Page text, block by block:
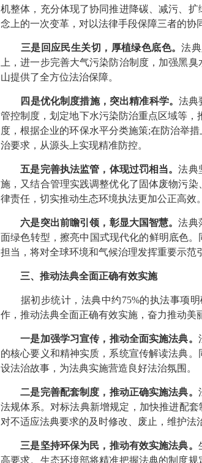
机整体，充分体现了协同推进降碳、减污、
念上的一次变革，对以法律手段保障三者的协
三是回应民生关切，厚植绿色底色。法
上，进一步完善大气污染防治制度，加强黑
山提供了全方位法治保障。
四是优化制度措施，突出精准科学。法典
管控制度，划定地下水污染防治重点区域等
度，根据企业的环保水平分类施策;在防治举
治要求，从源头上实现精准防控。
五是完善执法监管，体现过罚相当。法典
施，又结合管理实践调整优化了固体废物污
律责任，切实推动生态环境执法更加公正高效。
六是突出前瞻引领，彰显大国智慧。法典
面绿色转型，擦亮中国式现代化的鲜明底色
担当，将对全球环境和气候治理发挥重要示范
三、推动法典全面正确有效实施
据初步统计，法典中约75%的执法事项明
作，推动法典全面正确有效实施，奋力推动美
一是加强学习宣传，推动全面实施法典。
的核心要义和精神实质，系统宣传解读法典
设法治故事，为法典实施营造良好法治氛围。
二是完善配套制度，推动正确实施法典。
法规体系。对标法典新增规定，加快推进配
对不适应法典要求的及时修改、废止，维护法
三是坚持环保为民，推动有效实施法典。
高要求。生态环境部将精准把握法典的制度